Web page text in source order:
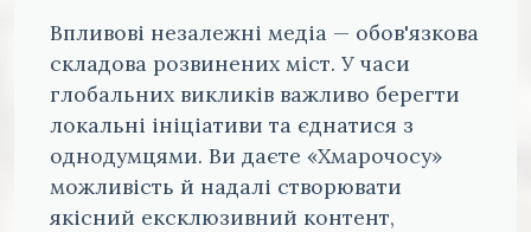
Впливові незалежні медіа — обов'язкова
складова розвинених міст. У часи
глобальних викликів важливо берегти
локальні ініціативи та єднатися з
однодумцями. Ви даєте «Хмарочосу»
можливість й надалі створювати
якісний ексклюзивний контент,